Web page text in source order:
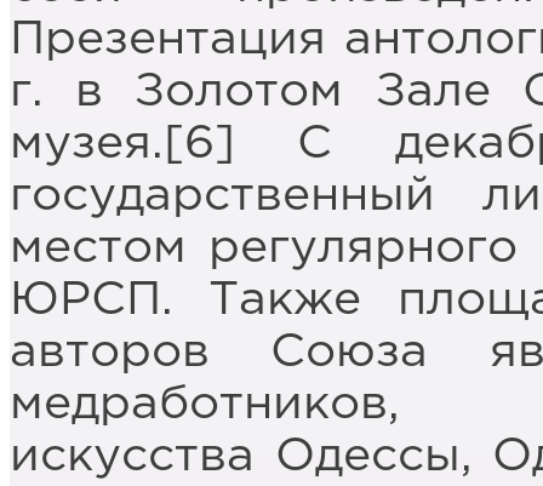
Презентация
г. в Золотом Зале
музея.[6] С
государственный
местом
ЮРСП. Также
авторов Союза
медработников,
искусства Одессы,